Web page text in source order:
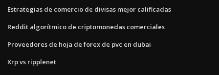
Estrategias de comercio de divisas mejor calificadas
Reddit algorítmico de criptomonedas comerciales
Proveedores de hoja de forex de pvc en dubai
Xrp vs ripplenet